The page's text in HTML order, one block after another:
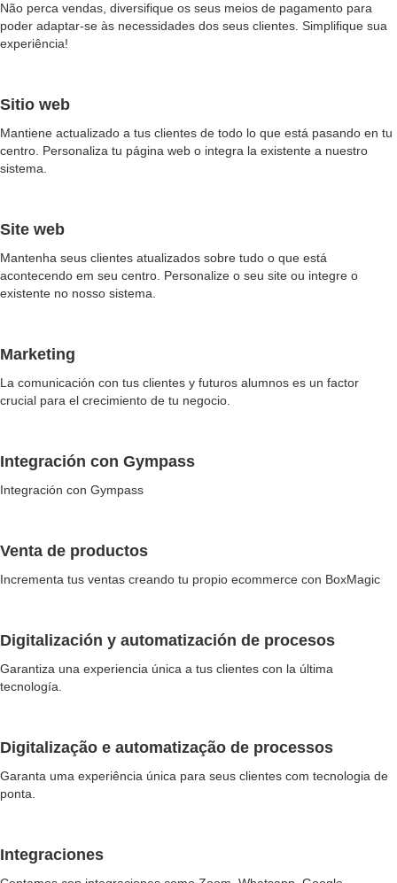
Não perca vendas, diversifique os seus meios de pagamento para
poder adaptar-se às necessidades dos seus clientes. Simplifique sua
experiência!
Sitio web
Mantiene actualizado a tus clientes de todo lo que está pasando en tu
centro. Personaliza tu página web o integra la existente a nuestro
sistema.
Site web
Mantenha seus clientes atualizados sobre tudo o que está
acontecendo em seu centro. Personalize o seu site ou integre o
existente no nosso sistema.
Marketing
La comunicación con tus clientes y futuros alumnos es un factor
crucial para el crecimiento de tu negocio.
Integración con Gympass
Integración con Gympass
Venta de productos
Incrementa tus ventas creando tu propio ecommerce con BoxMagic
Digitalización y automatización de procesos
Garantiza una experiencia única a tus clientes con la última
tecnología.
Digitalização e automatização de processos
Garanta uma experiência única para seus clientes com tecnologia de
ponta.
Integraciones